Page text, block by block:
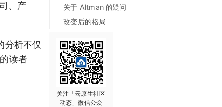
关于 Altman 的疑问
改变后的格局
关注「云原生社区
动态」微信公众
、产
分析不仅
读者